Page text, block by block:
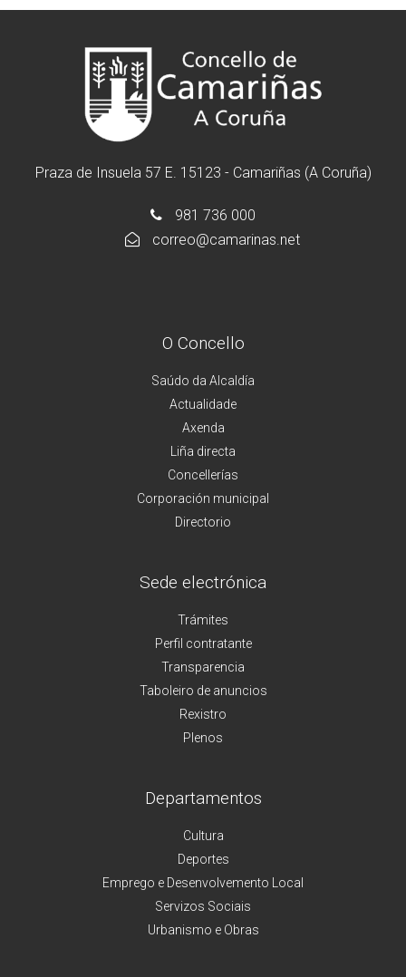
Praza de Insuela 57 E. 15123 - Camariñas (A Coruña)
981 736 000
correo@camarinas.net
O Concello
Saúdo da Alcaldía
Actualidade
Axenda
Liña directa
Concellerías
Corporación municipal
Directorio
Sede electrónica
Trámites
Perfil contratante
Transparencia
Taboleiro de anuncios
Rexistro
Plenos
Departamentos
Cultura
Deportes
Emprego e Desenvolvemento Local
Servizos Sociais
Urbanismo e Obras